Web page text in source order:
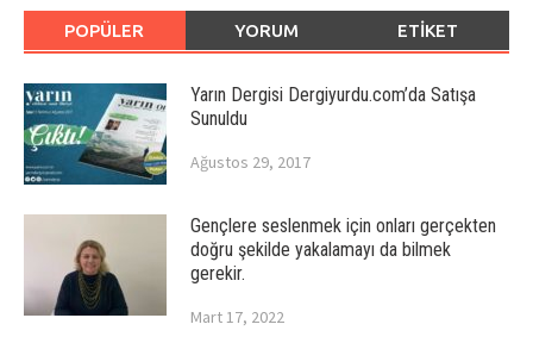
POPÜLER YORUM ETIKET
Yarın Dergisi Dergiyurdu.com’da Satışa
Sunuldu
Ağustos 29, 2017
Gençlere seslenmek için onları gerçekten
doğru şekilde yakalamayı da bilmek
gerekir.
Mart 17, 2022